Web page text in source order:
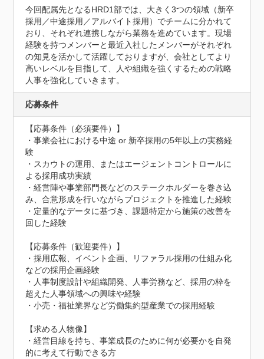
今回配属先となるHRD1部では、大きく3つの領域（新卒
採用／中途採用／アルバイト採用）でチームに分かれて
おり、それぞれ連携しながら業務を進めています。現場
経験を持つメンバーと最近入社したメンバーがそれぞれ
の知見を活かして活躍しておりますが、会社としてより
高いレベルを目指して、人や組織を強くするための戦略
人事を強化していきます。
応募条件
【応募条件（必須要件）】
・事業会社における中途 or 新卒採用の5年以上の実務経
験
・スカウトの運用、またはエージェントコントロールに
よる採用成功実績
・経営陣や事業部門長などのステークホルダーを巻き込
み、合意形成を行いながらプロジェクトを推進した経験
・定量的なデータに基づき、課題特定から施策の改善を
回した経験
【応募条件（歓迎要件）】
・採用広報、イベント企画、リファラル採用の仕組み化
などの採用企画経験
・人事制度設計や組織開発、人事労務など、採用の枠を
超えた人事領域への興味や経験
・小売・福祉業界など労働集約型産業での採用経験
【求める人物像】
・経営目線を持ち、事業成長のために何が必要かを自発
的に考えて行動できる方